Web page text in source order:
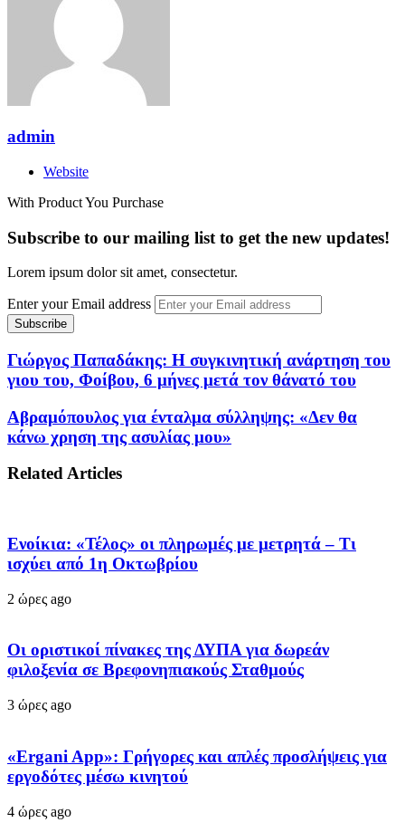
admin
Website
With Product You Purchase
Subscribe to our mailing list to get the new updates!
Lorem ipsum dolor sit amet, consectetur.
Enter your Email address
Γιώργος Παπαδάκης: Η συγκινητική ανάρτηση του
γιου του, Φοίβου, 6 μήνες μετά τον θάνατό του
Αβραμόπουλος για ένταλμα σύλληψης: «Δεν θα
κάνω χρηση της ασυλίας μου»
Related Articles
Ενοίκια: «Τέλος» οι πληρωμές με μετρητά – Τι
ισχύει από 1η Οκτωβρίου
2 ώρες ago
Οι οριστικοί πίνακες της ΔΥΠΑ για δωρεάν
φιλοξενία σε Βρεφονηπιακούς Σταθμούς
3 ώρες ago
«Ergani App»: Γρήγορες και απλές προσλήψεις για
εργοδότες μέσω κινητού
4 ώρες ago